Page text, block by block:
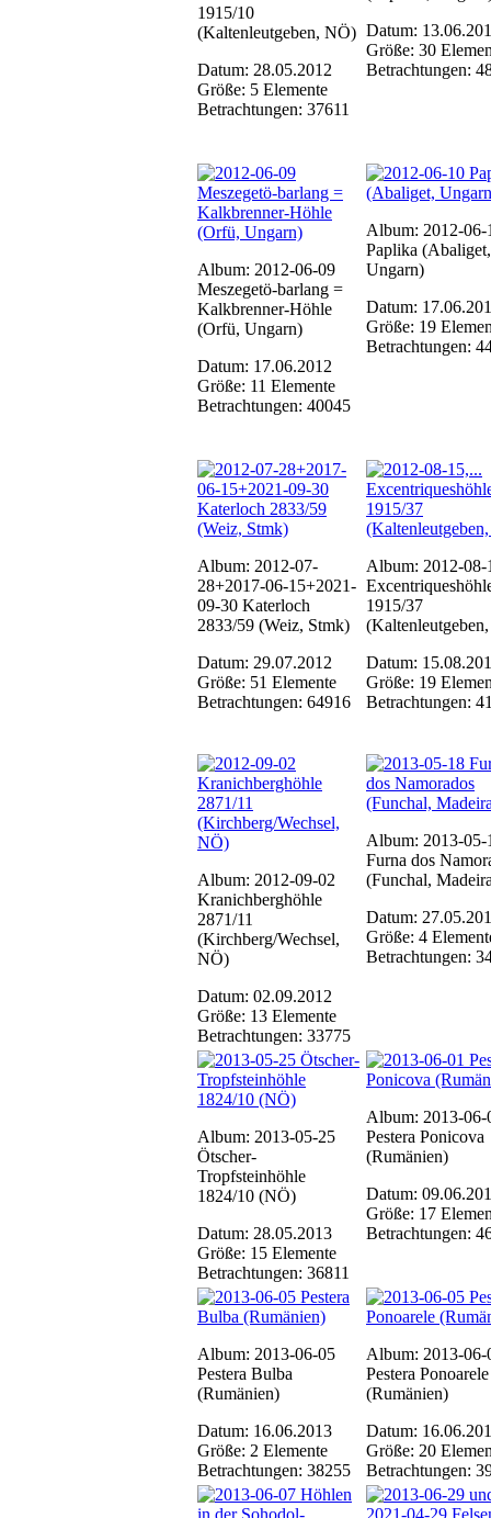
1915/10
(Kaltenleutgeben, NÖ)
Datum: 28.05.2012
Größe: 5 Elemente
Betrachtungen: 37611
Datum:
Größe: 30
Betrachtungen:
Album: 2012-06-09
Meszegetö-barlang =
Kalkbrenner-Höhle
(Orfü, Ungarn)
Datum: 17.06.2012
Größe: 11 Elemente
Betrachtungen: 40045
Album: 2012-06-
Paplika (Abaliget,
Ungarn)
Datum:
Größe: 19
Betrachtungen:
Album: 2012-07-
28+2017-06-15+2021-
09-30 Katerloch
2833/59 (Weiz, Stmk)
Datum: 29.07.2012
Größe: 51 Elemente
Betrachtungen: 64916
Album: 2012-08-
1915/37
Datum:
Größe: 19
Betrachtungen:
Album: 2012-09-02
Kranichberghöhle
2871/11
(Kirchberg/Wechsel,
NÖ)
Datum: 02.09.2012
Größe: 13 Elemente
Betrachtungen: 33775
Album: 2013-05-
Furna dos
(Funchal,
Datum:
Größe: 4
Betrachtungen:
Album: 2013-05-25
Ötscher-
Tropfsteinhöhle
1824/10 (NÖ)
Datum: 28.05.2013
Größe: 15 Elemente
Betrachtungen: 36811
Album: 2013-06-
Pestera Ponicova
(Rumänien)
Datum:
Größe: 17
Betrachtungen:
Album: 2013-06-05
Pestera Bulba
(Rumänien)
Datum: 16.06.2013
Größe: 2 Elemente
Betrachtungen: 38255
Album: 2013-06-
Pestera Ponoarele
(Rumänien)
Datum:
Größe: 20
Betrachtungen: